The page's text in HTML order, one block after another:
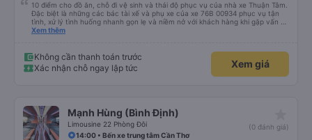
10 điểm cho đồ ăn, chỗ đi vệ sinh và thái độ phục vụ của nhà xe Thuận Tâm.
Đặc biệt là những các bác tài xế và phụ xe của xe 76B 00934 phục vụ tận
tình, xử lý tình huống nhanh gọn lẹ và niềm nở với khách hàng khi gặp vấn đề
không may. Mình đặt xe lúc 6:00 không may không gửi được xe máy ở lại,
Xem thêm
Không cần thanh toán trước
Xác nhận chỗ ngay lập tức
Xem giá
Mạnh Hùng (Bình Định)
Limousine 22 Phòng Đôi
(0 đánh giá)
14:00 • Bến xe trung tâm Cần Thơ